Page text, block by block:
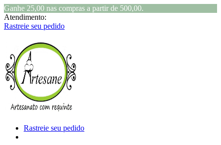
Ganhe 25,00 nas compras a partir de 500,00.
Atendimento:
Rastreie seu pedido
Rastreie seu pedido